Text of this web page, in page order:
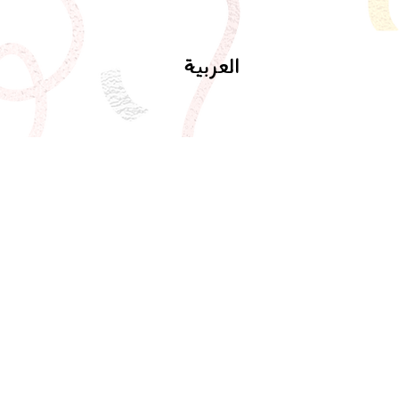
العربية